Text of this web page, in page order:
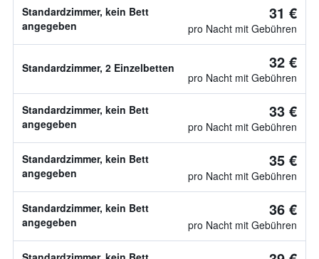
Standardzimmer, kein Bett
angegeben
31 €
pro Nacht mit Gebühren
Standardzimmer, 2 Einzelbetten 32 €
pro Nacht mit Gebühren
Standardzimmer, kein Bett
angegeben
33 €
pro Nacht mit Gebühren
Standardzimmer, kein Bett
angegeben
35 €
pro Nacht mit Gebühren
Standardzimmer, kein Bett
angegeben
36 €
pro Nacht mit Gebühren